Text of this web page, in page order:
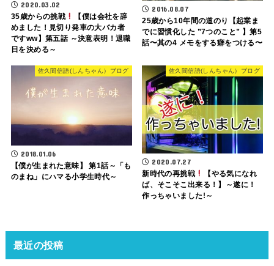
2020.03.02
35歳からの挑戦
【僕は会社を辞
めました！見切り発車の大バカ者
ですww】第五話 ～決意表明！退職
日を決める～
2016.08.07
25歳から10年間の道のり【起業ま
でに習慣化した ”7つのこと” 】第5
話〜其の4 メモをする癖をつける〜
佐久間信語(しんちゃん）ブログ
2018.01.06
【僕が生まれた意味】 第1話～「も
のまね」にハマる小学生時代～
佐久間信語(しんちゃん）ブログ
2020.07.27
新時代の再挑戦
【やる気になれ
ば、そこそこ出来る！】～遂に！
作っちゃいました!～
最近の投稿